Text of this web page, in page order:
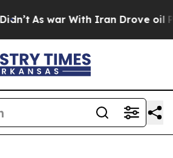
As war With Iran Drove oil Prices